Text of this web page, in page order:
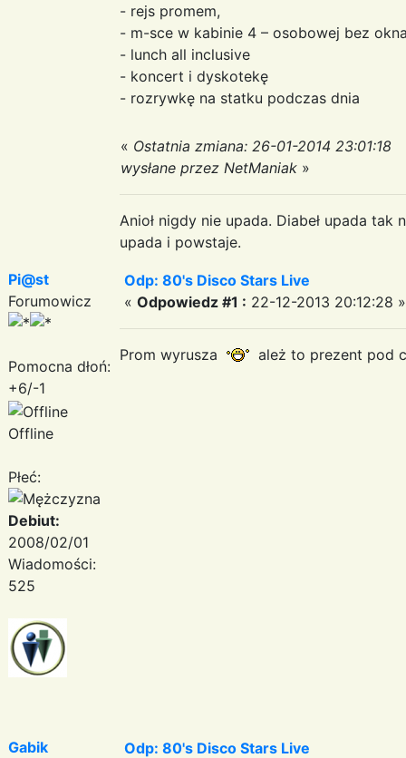
- rejs promem,
- m-sce w kabinie 4 – osobowej bez
- lunch all inclusive
- koncert i dyskotekę
- rozrywkę na statku podczas dnia
« Ostatnia zmiana: 26-01-2014 23:01:18
wysłane przez NetManiak »
Anioł nigdy nie upada. Diabeł upada
upada i powstaje.
Pi@st
Forumowicz
Pomocna dłoń:
+6/-1
Offline
Płeć:
Debiut:
2008/02/01
Wiadomości:
525
Odp: 80's Disco Stars Live
« Odpowiedz #1 : 22-12-2013 20:12:28 »
Prom wyrusza ależ to prezent pod
Gabik
Odp: 80's Disco Stars Live